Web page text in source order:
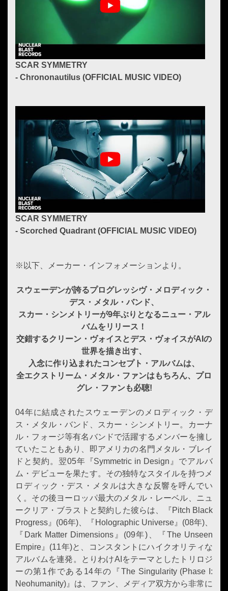
SCAR SYMMETRY
- Chrononautilus (OFFICIAL MUSIC VIDEO)
SCAR SYMMETRY
- Scorched Quadrant (OFFICIAL MUSIC VIDEO)
※以下、メーカー・インフォメーションより。
スウェーデンが誇るプログレッシヴ・メロディック・
デス・メタル・バンド、
スカー・シンメトリーが9年ぶりとなるニュー・アル
バムをリリース！
交錯するクリーン・ヴォイスとデス・ヴォイスがAIの
世界を描き出す、
入念に作り込まれたコンセプト・アルバムは、
全エクストリーム・メタル・ファンはもちろん、プロ
グレ・ファンも必聴!
04年に結成されたスウェーデンのメロディック・デ
ス・メタル・バンド、スカー・シンメトリー。カーナ
ル・フォージ等有名バンドで活躍するメンバーを擁し
ていたこともあり、即アメリカの名門メタル・ブレイ
ドと契約。翌05年『Symmetric in Design』でアルバ
ム・デビューを果たす。その独特なスタイルを持つメ
ロディック・デス・メタルは大きな反響を呼んでい
く。その後ヨーロッパ最大のメタル・レーベル、ニュ
ークリア・ブラストと契約した彼らは、『Pitch Black
Progress』(06年)、『Holographic Universe』(08年)、
『Dark Matter Dimensions』(09年)、『The Unseen
Empire』(11年)と、コンスタントにハイクオリティな
アルバムを連発。とりわけAIをテーマとしたトリロジ
ーの第1作である14年の『The Singularity (Phase I:
Neohumanity)』は、ファン、メディア双方から非常に